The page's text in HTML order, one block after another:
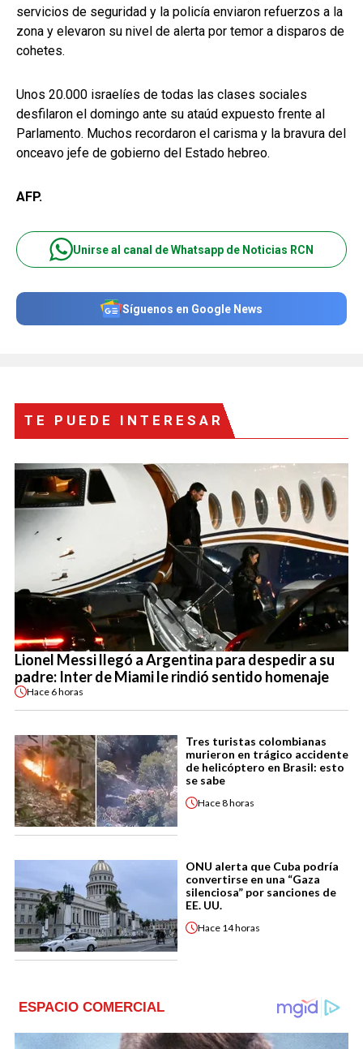
servicios de seguridad y la policía enviaron refuerzos a la
zona y elevaron su nivel de alerta por temor a disparos de
cohetes.
Unos 20.000 israelíes de todas las clases sociales
desfilaron el domingo ante su ataúd expuesto frente al
Parlamento. Muchos recordaron el carisma y la bravura del
onceavo jefe de gobierno del Estado hebreo.
AFP.
Unirse al canal de Whatsapp de Noticias RCN
Síguenos en Google News
TE PUEDE INTERESAR
Lionel Messi llegó a Argentina para despedir a su
padre: Inter de Miami le rindió sentido homenaje
Hace 6 horas
Tres turistas colombianas
murieron en trágico accidente
de helicóptero en Brasil: esto
se sabe
Hace8 horas
ONU alerta que Cuba podría
convertirse en una “Gaza
silenciosa” por sanciones de
EE. UU.
Hace 14 horas